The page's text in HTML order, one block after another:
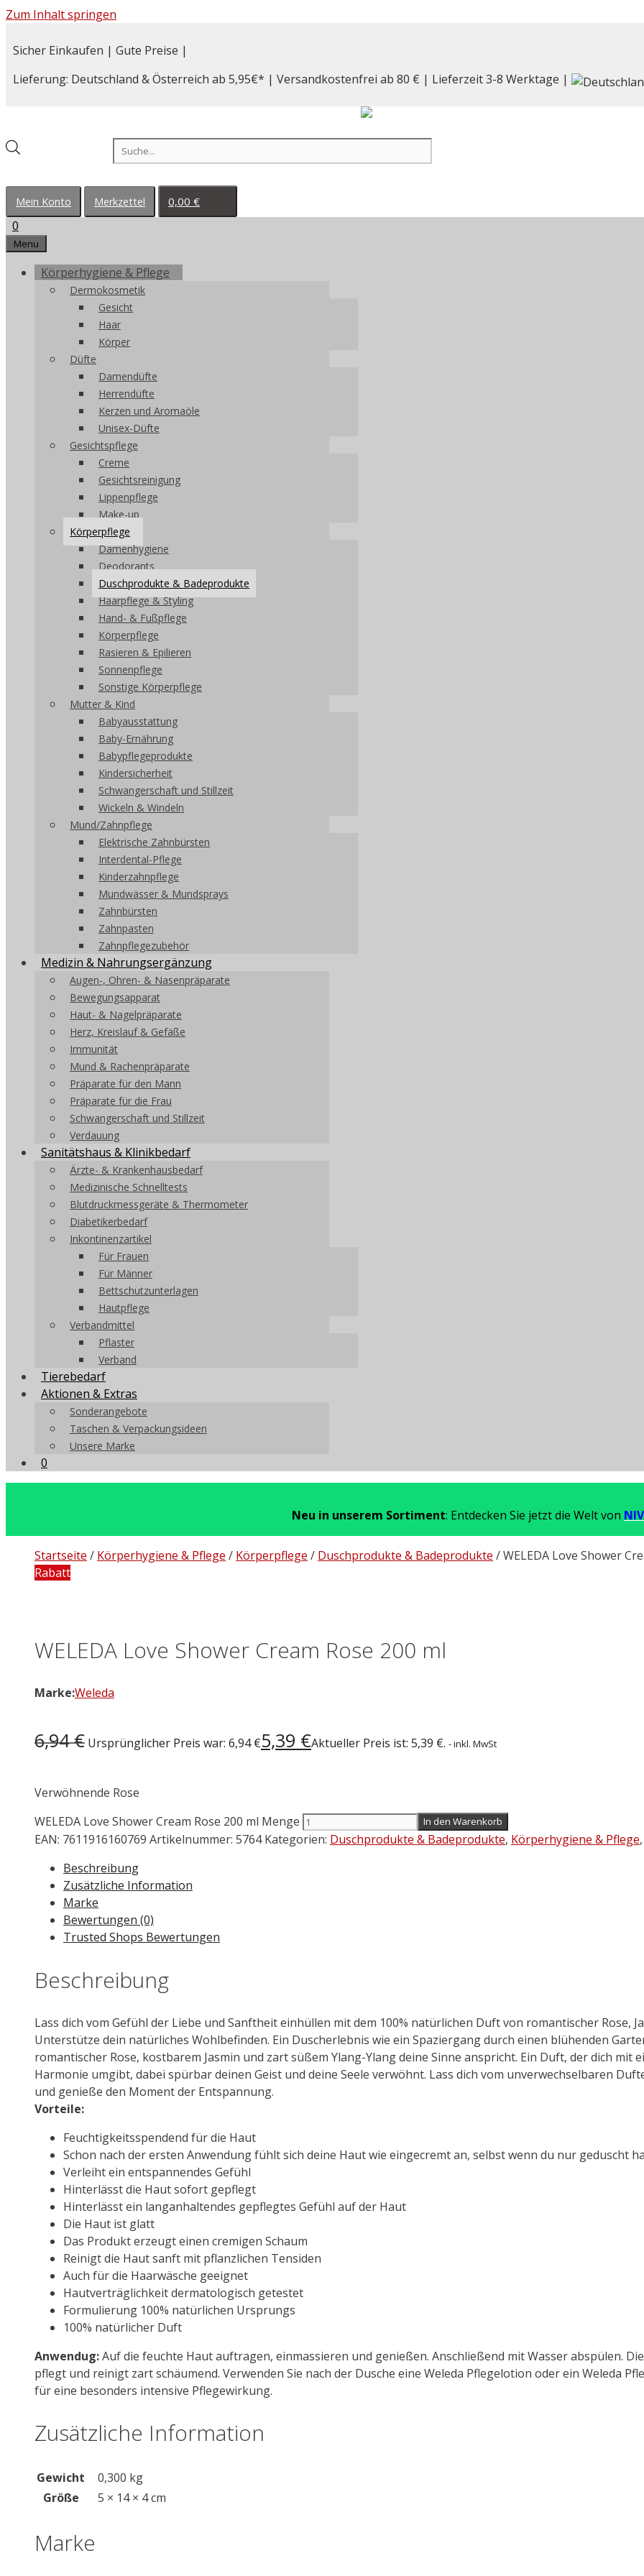
Zum Inhalt springen
Sicher Einkaufen | Gute Preise |
Lieferung: Deutschland & Österreich ab 5,95€* | Versandkostenfrei ab 80 € | Lieferzeit 3-8 Werktage |
Mein Konto Merkzettel 0,00 €
0
Menu
Körperhygiene & Pflege
Dermokosmetik
Gesicht
Haar
Körper
Düfte
Damendüfte
Herrendüfte
Kerzen und Aromaöle
Unisex-Düfte
Gesichtspflege
Creme
Gesichtsreinigung
Lippenpflege
Make-up
Körperpflege
Damenhygiene
Deodorants
Duschprodukte & Badeprodukte
Haarpflege & Styling
Hand- & Fußpflege
Körperpflege
Rasieren & Epilieren
Sonnenpflege
Sonstige Körperpflege
Mutter & Kind
Babyausstattung
Baby-Ernährung
Babypflegeprodukte
Kindersicherheit
Schwangerschaft und Stillzeit
Wickeln & Windeln
Mund/Zahnpflege
Elektrische Zahnbürsten
Interdental-Pflege
Kinderzahnpflege
Mundwässer & Mundsprays
Zahnbürsten
Zahnpasten
Zahnpflegezubehör
Medizin & Nahrungsergänzung
Augen-, Ohren- & Nasenpräparate
Bewegungsapparat
Haut- & Nagelpräparate
Herz, Kreislauf & Gefäße
Immunität
Mund & Rachenpräparate
Präparate für den Mann
Präparate für die Frau
Schwangerschaft und Stillzeit
Verdauung
Sanitätshaus & Klinikbedarf
Ärzte- & Krankenhausbedarf
Medizinische Schnelltests
Blutdruckmessgeräte & Thermometer
Diabetikerbedarf
Inkontinenzartikel
Für Frauen
Für Männer
Bettschutzunterlagen
Hautpflege
Verbandmittel
Pflaster
Verband
Tierebedarf
Aktionen & Extras
Sonderangebote
Taschen & Verpackungsideen
Unsere Marke
0
Neu in unserem Sortiment: Entdecken Sie jetzt die Welt von
Startseite / Körperhygiene & Pflege / Körperpflege / Duschprodukte & Badeprodukte / WELEDA Love Shower
Rabatt
WELEDA Love Shower Cream Rose 200 ml
Marke:Weleda
6,94€ Ursprünglicher Preis war: 6,94 €5,39 €Aktueller Preis ist: 5,39 €. - inkl. MwSt
Verwöhnende Rose
WELEDA Love Shower Cream Rose 200 ml Menge
In den Warenkorb
EAN: 7611916160769 Artikelnummer: 5764 Kategorien: Duschprodukte & Badeprodukte, Körperhygiene & Pflege,
Beschreibung
Zusätzliche Information
Marke
Bewertungen (0)
Trusted Shops Bewertungen
Beschreibung
Lass dich vom Gefühl der Liebe und Sanftheit einhüllen mit dem 100% natürlichen Duft von romantischer Rose,
Unterstütze dein natürliches Wohlbefinden. Ein Duscherlebnis wie ein Spaziergang durch einen blühenden
romantischer Rose, kostbarem Jasmin und zart süßem Ylang-Ylang deine Sinne anspricht. Ein Duft, der dich mit
Harmonie umgibt, dabei spürbar deinen Geist und deine Seele verwöhnt. Lass dich vom unverwechselbaren
und genieße den Moment der Entspannung.
Vorteile:
Feuchtigkeitsspendend für die Haut
Schon nach der ersten Anwendung fühlt sich deine Haut wie eingecremt an, selbst wenn du nur geduscht
Verleiht ein entspannendes Gefühl
Hinterlässt die Haut sofort gepflegt
Hinterlässt ein langanhaltendes gepflegtes Gefühl auf der Haut
Die Haut ist glatt
Das Produkt erzeugt einen cremigen Schaum
Reinigt die Haut sanft mit pflanzlichen Tensiden
Auch für die Haarwäsche geeignet
Hautverträglichkeit dermatologisch getestet
Formulierung 100% natürlichen Ursprungs
100% natürlicher Duft
Anwendug:Auf die feuchte Haut auftragen, einmassieren und genießen. Anschließend mit Wasser abspülen.
pflegt und reinigt zart schäumend. Verwenden Sie nach der Dusche eine Weleda Pflegelotion oder ein Weleda
für eine besonders intensive Pflegewirkung.
Zusätzliche Information
Gewicht
0,300 kg
Größe
5 × 14 × 4 cm
Marke